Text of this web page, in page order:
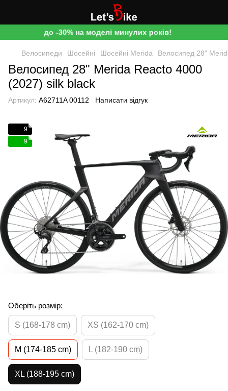
до -30% на моделі минулих років!
Велосипеди Шосейні Шосейні Merida Велосипед 28"
Велосипед 28" Merida Reacto 4000
(2027) silk black
Артикул: A62711A 00112 Написати відгук
9
9
Оберіть розмір:
S (168-178 cm) XS (162-170 cm)
M (174-185 cm) L (182-190 cm)
XL (188-195 cm)